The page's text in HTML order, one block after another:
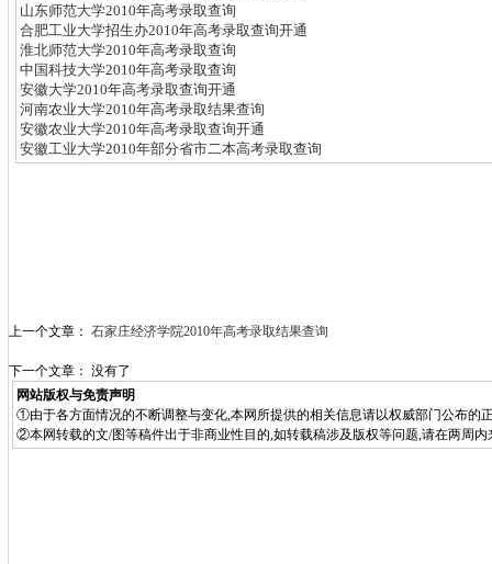
山东师范大学2010年高考录取查询
合肥工业大学招生办2010年高考录取查询开通
淮北师范大学2010年高考录取查询
中国科技大学2010年高考录取查询
安徽大学2010年高考录取查询开通
河南农业大学2010年高考录取结果查询
安徽农业大学2010年高考录取查询开通
安徽工业大学2010年部分省市二本高考录取查询
上一个文章： 石家庄经济学院2010年高考录取结果查询
下一个文章： 没有了
网站版权与免责声明
①由于各方面情况的不断调整与变化,本网所提供的相关信息请以权威部门公布的
②本网转载的文/图等稿件出于非商业性目的,如转载稿涉及版权等问题,请在两周内